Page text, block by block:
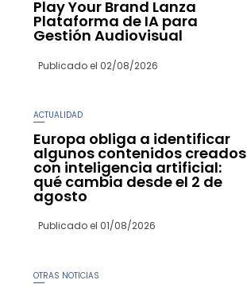
Play Your Brand Lanza
Plataforma de IA para
Gestión Audiovisual
Publicado el 02/08/2026
ACTUALIDAD
Europa obliga a identificar
algunos contenidos creados
con inteligencia artificial:
qué cambia desde el 2 de
agosto
Publicado el 01/08/2026
OTRAS NOTICIAS